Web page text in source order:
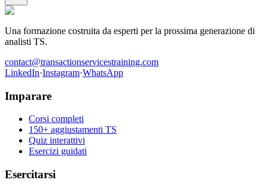
Una formazione costruita da esperti per la prossima generazione di
analisti TS.
contact@transactionservicestraining.com
LinkedIn·Instagram·WhatsApp
Imparare
Corsi completi
150+ aggiustamenti TS
Quiz interattivi
Esercizi guidati
Esercitarsi